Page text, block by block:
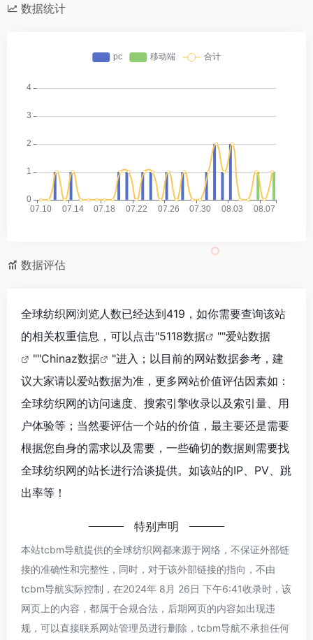
数据统计
数据评估
全球纺织网浏览人数已经达到419，如你需要查询该站
的相关权重信息，可以点击"5118数据 ""爱站数据
""Chinaz数据
"进入；以目前的网站数据参考，建
议大家请以爱站数据为准，更多网站价值评估因素如：
全球纺织网的访问速度、搜索引擎收录以及索引量、用
户体验等；当然要评估一个站的价值，最主要还是需要
根据您自身的需求以及需要，一些确切的数据则需要找
全球纺织网的站长进行洽谈提供。如该站的IP、PV、跳
出率等！
特别声明
本站tcbm导航提供的全球纺织网都来源于网络，不保证外部链
接的准确性和完整性，同时，对于该外部链接的指向，不由
tcbm导航实际控制，在2024年 8月 26日 下午6:41收录时，该
网页上的内容，都属于合规合法，后期网页的内容如出现违
规，可以直接联系网站管理员进行删除，tcbm导航不承担任何